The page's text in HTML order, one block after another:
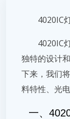
4020IC
4020IC
独特的设计
下来，我们
料特性、光
一、